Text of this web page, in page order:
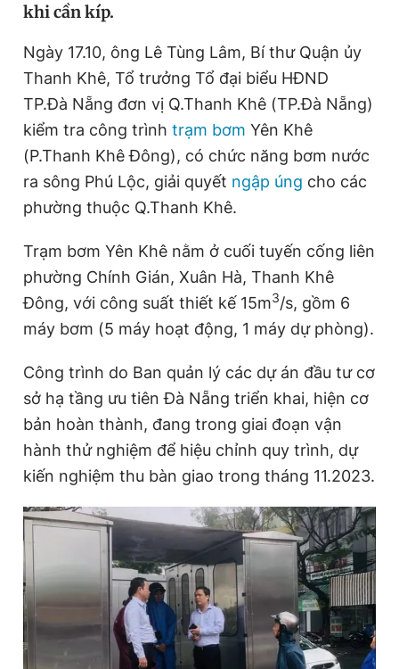
Thông tin tòa soạn Liên hệ quảng cáo
Đọc Thanh Niên trên điện thoại
Theo dõi báo trên
Hotline
0906 645 777
Liên hệ quảng cáo
0908 780 404
Đặt báo Quảng cáo RSS Tòa soạn Chính sách bảo
Tổng biên tập: Nguyễn Ngọc Toàn
Phó tổng biên tập: Lâm Hiếu Dũng
Phó tổng biên tập: Trần Việt Hưng
Tổng thư ký tòa soạn: Đức Trung
Giấy phép xuất bản số 110/GP - BTTTT cấp ngày 24.3.2020
© 2003-2026 Bản quyền thuộc về Báo Thanh Niên. Cấm sao
chép dưới mọi hình thức nếu không có sự chấp thuận bằng văn
bản. Phát triển bởi ePi Technologies, JSC.
khi cần kíp.
Ngày 17.10, ông Lê Tùng Lâm, Bí thư Quận ủy
Thanh Khê, Tổ trưởng Tổ đại biểu HĐND
TP.Đà Nẵng đơn vị Q.Thanh Khê (TP.Đà Nẵng)
kiểm tra công trình trạm bơm Yên Khê
(P.Thanh Khê Đông), có chức năng bơm nước
ra sông Phú Lộc, giải quyết ngập úng cho các
phường thuộc Q.Thanh Khê.
Trạm bơm Yên Khê nằm ở cuối tuyến cống liên
phường Chính Gián, Xuân Hà, Thanh Khê
Đông, với công suất thiết kế 15m3/s, gồm 6
máy bơm (5 máy hoạt động, 1 máy dự phòng).
Công trình do Ban quản lý các dự án đầu tư cơ
sở hạ tầng ưu tiên Đà Nẵng triển khai, hiện cơ
bản hoàn thành, đang trong giai đoạn vận
hành thử nghiệm để hiệu chỉnh quy trình, dự
kiến nghiệm thu bàn giao trong tháng 11.2023.